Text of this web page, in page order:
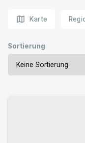
map Karte
Sortierung